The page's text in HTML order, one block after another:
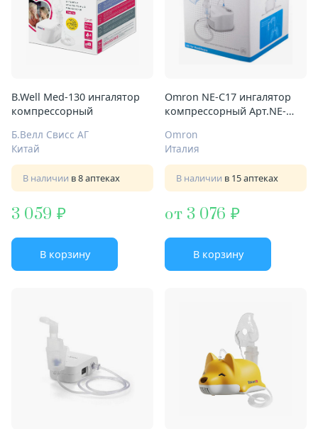
B.Well Med-130 ингалятор
компрессорный
Б.Велл Свисс АГ
Китай
В наличии в 8 аптеках
3 059
В корзину
Omron NE-C17 ингалятор
компрессорный Арт.NE-
Omron
Италия
В наличии в 15 аптеках
от 3 076
В корзину